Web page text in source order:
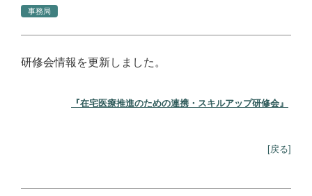
事務局
研修会情報を更新しました。
『在宅医療推進のための連携・スキルアップ研修会』
[戻る]